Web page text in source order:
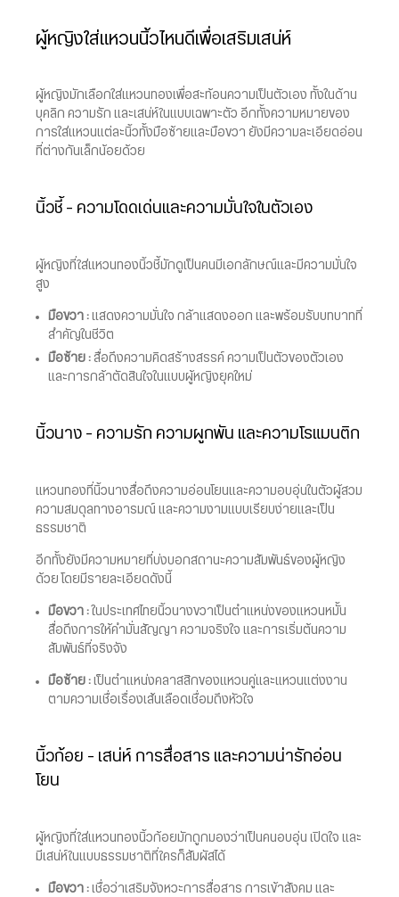
ผู้หญิงใส่แหวนนิ้วไหนดีเพื่อเสริมเสน่ห์
ผู้หญิงมักเลือกใส่แหวนทองเพื่อสะท้อนความเป็นตัวเอง ทั้งในด้าน
บุคลิก ความรัก และเสน่ห์ในแบบเฉพาะตัว อีกทั้งความหมายของ
การใส่แหวนแต่ละนิ้วทั้งมือซ้ายและมือขวา ยังมีความละเอียดอ่อน
ที่ต่างกันเล็กน้อยด้วย
นิ้วชี้ – ความโดดเด่นและความมั่นใจในตัวเอง
ผู้หญิงที่ใส่แหวนทองนิ้วชี้มักดูเป็นคนมีเอกลักษณ์และมีความมั่นใจ
สูง
มือขวา : แสดงความมั่นใจ กล้าแสดงออก และพร้อมรับบทบาทที่
สำคัญในชีวิต
มือซ้าย : สื่อถึงความคิดสร้างสรรค์ ความเป็นตัวของตัวเอง
และการกล้าตัดสินใจในแบบผู้หญิงยุคใหม่
นิ้วนาง – ความรัก ความผูกพัน และความโรแมนติก
แหวนทองที่นิ้วนางสื่อถึงความอ่อนโยนและความอบอุ่นในตัวผู้สวม
ความสมดุลทางอารมณ์ และความงามแบบเรียบง่ายและเป็น
ธรรมชาติ
อีกทั้งยังมีความหมายที่บ่งบอกสถานะความสัมพันธ์ของผู้หญิง
ด้วย โดยมีรายละเอียดดังนี้
มือขวา : ในประเทศไทยนิ้วนางขวาเป็นตำแหน่งของแหวนหมั้น
สื่อถึงการให้คำมั่นสัญญา ความจริงใจ และการเริ่มต้นความ
สัมพันธ์ที่จริงจัง
มือซ้าย : เป็นตำแหน่งคลาสสิกของแหวนคู่และแหวนแต่งงาน
ตามความเชื่อเรื่องเส้นเลือดเชื่อมถึงหัวใจ
นิ้วก้อย – เสน่ห์ การสื่อสาร และความน่ารักอ่อน
โยน
ผู้หญิงที่ใส่แหวนทองนิ้วก้อยมักถูกมองว่าเป็นคนอบอุ่น เปิดใจ และ
มีเสน่ห์ในแบบธรรมชาติที่ใครก็สัมผัสได้
มือขวา : เชื่อว่าเสริมจังหวะการสื่อสาร การเข้าสังคม และ